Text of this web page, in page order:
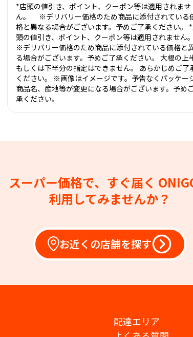
*店頭の値引き、ポイント、クーポン等は適用されませ
ん。 ※デリバリー価格のため商品に添付されている
格と異なる場合がございます。予めご了承ください。
頭の値引き、ポイント、クーポン等は適用されません
※デリバリー価格のため商品に添付されている価格と
る場合がございます。予めご了承ください。 大根の上
もしくは下半分の指定はできません。 あらかじめご了
ください。 ※画像はイメージです。予告なくパッケージ
商品名、産地等が変更になる場合がございます。予め
承ください。
スーパー価格で、すぐ届く
利用してみませんか？
お近くの店舗を探す
配達エリア